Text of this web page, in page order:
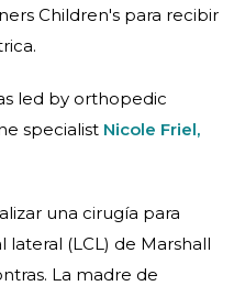
Children's para recibir
led by orthopedic
specialist Nicole Friel,
una cirugía para
(LCL) de Marshall
La madre de